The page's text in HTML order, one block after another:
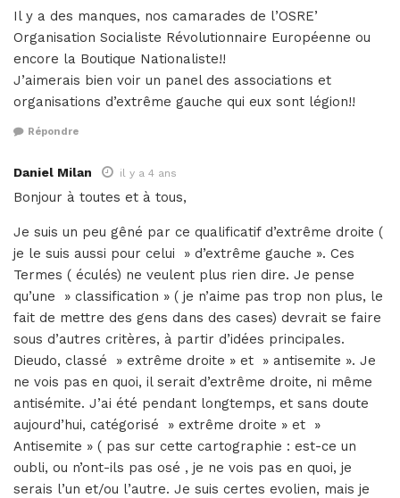
Il y a des manques, nos camarades de l’OSRE’
Organisation Socialiste Révolutionnaire Européenne ou
encore la Boutique Nationaliste!!
J’aimerais bien voir un panel des associations et
organisations d’extrême gauche qui eux sont légion!!
Répondre
Daniel Milan il y a 4 ans
Bonjour à toutes et à tous,
Je suis un peu gêné par ce qualificatif d’extrême droite (
je le suis aussi pour celui » d’extrême gauche ». Ces
Termes ( éculés) ne veulent plus rien dire. Je pense
qu’une » classification » ( je n’aime pas trop non plus, le
fait de mettre des gens dans des cases) devrait se faire
sous d’autres critères, à partir d’idées principales.
Dieudo, classé » extrême droite » et » antisemite ». Je
ne vois pas en quoi, il serait d’extrême droite, ni même
antisémite. J’ai été pendant longtemps, et sans doute
aujourd’hui, catégorisé » extrême droite » et »
Antisemite » ( pas sur cette cartographie : est-ce un
oubli, ou n’ont-ils pas osé , je ne vois pas en quoi, je
serais l’un et/ou l’autre. Je suis certes evolien, mais je